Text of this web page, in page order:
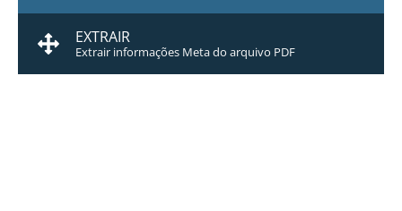
EXTRAIR
Extrair informações Meta do arquivo PDF